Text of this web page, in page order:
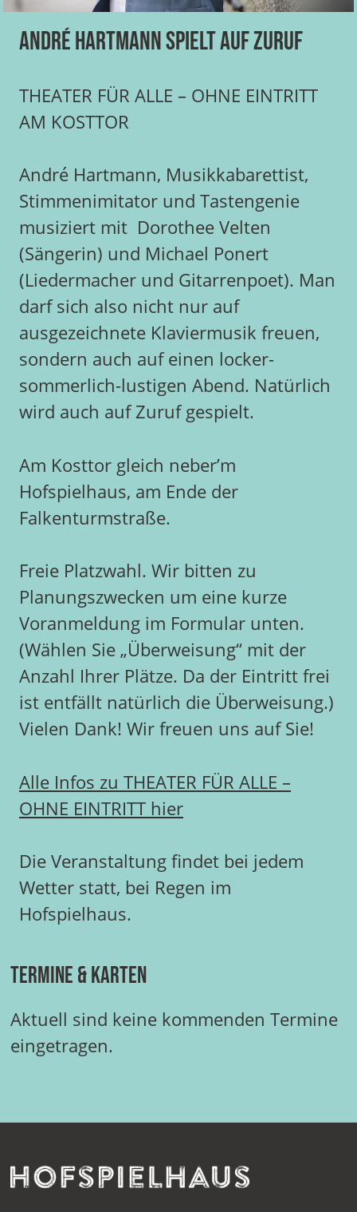
André Hartmann spielt auf Zuruf
THEATER FÜR ALLE – OHNE EINTRITT
AM KOSTTOR
André Hartmann, Musikkabarettist,
Stimmenimitator und Tastengenie
musiziert mit Dorothee Velten
(Sängerin) und Michael Ponert
(Liedermacher und Gitarrenpoet). Man
darf sich also nicht nur auf
ausgezeichnete Klaviermusik freuen,
sondern auch auf einen locker-
sommerlich-lustigen Abend. Natürlich
wird auch auf Zuruf gespielt.
Am Kosttor gleich neber’m
Hofspielhaus, am Ende der
Falkenturmstraße.
Freie Platzwahl. Wir bitten zu
Planungszwecken um eine kurze
Voranmeldung im Formular unten.
(Wählen Sie „Überweisung“ mit der
Anzahl Ihrer Plätze. Da der Eintritt frei
ist entfällt natürlich die Überweisung.)
Vielen Dank! Wir freuen uns auf Sie!
Alle Infos zu THEATER FÜR ALLE –
OHNE EINTRITT hier
Die Veranstaltung findet bei jedem
Wetter statt, bei Regen im
Hofspielhaus.
Termine & Karten
Aktuell sind keine kommenden Termine
eingetragen.